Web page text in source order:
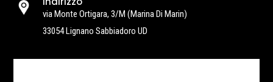
via Monte Ortigara, 3/M (Marina Di Marin)
33054 Lignano Sabbiadoro UD